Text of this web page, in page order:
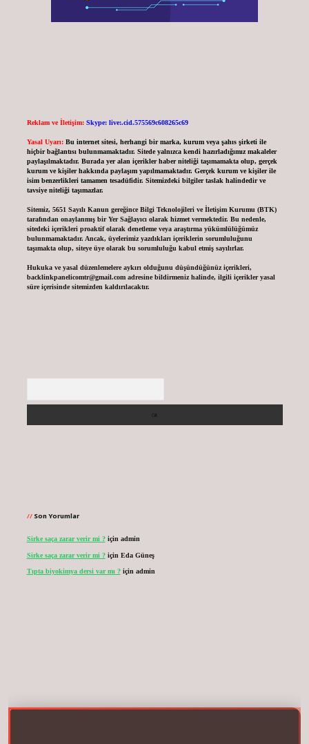
Reklam ve İletişim: Skype: live:.cid.575569c608265c69
Yasal Uyarı: Bu internet sitesi, herhangi bir marka, kurum veya şahıs şirketi ile
hiçbir bağlantısı bulunmamaktadır. Sitede yalnızca kendi hazırladığımız makaleler
paylaşılmaktadır. Burada yer alan içerikler haber niteliği taşımamakta olup, gerçek
kurum ve kişiler hakkında paylaşım yapılmamaktadır. Gerçek kurum ve kişiler ile
isim benzerlikleri tamamen tesadüfidir. Sitemizdeki bilgiler taslak halindedir ve
tavsiye niteliği taşımazlar.
Sitemiz, 5651 Sayılı Kanun gereğince Bilgi Teknolojileri ve İletişim Kurumu (BTK)
tarafından onaylanmış bir Yer Sağlayıcı olarak hizmet vermektedir. Bu nedenle,
sitedeki içerikleri proaktif olarak denetleme veya araştırma yükümlülüğümüz
bulunmamaktadır. Ancak, üyelerimiz yazdıkları içeriklerin sorumluluğunu
taşımakta olup, siteye üye olarak bu sorumluluğu kabul etmiş sayılırlar.
Hukuka ve yasal düzenlemelere aykırı olduğunu düşündüğünüz içerikleri,
backlinkpanelicomtr@gmail.comadresine bildirmeniz halinde, ilgili içerikler yasal
süre içerisinde sitemizden kaldırılacaktır.
Son Yorumlar
Sirke saça zarar verir mi ?için admin
Sirke saça zarar verir mi ?için Eda Güneş
Tıpta biyokimya dersi var mı ?için admin